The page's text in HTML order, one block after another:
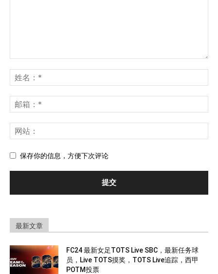
保存你的信息，方便下次评论
最新文章
FC24 最新女足TOTS Live SBC，最新任务球
员，Live TOTS摸奖，TOTS Live追踪，西甲
POTM投票